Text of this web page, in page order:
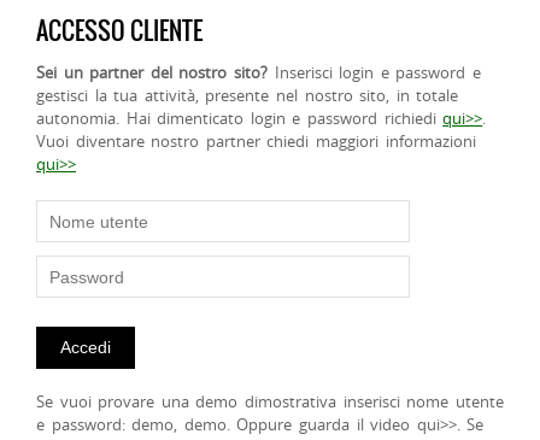
ACCESSO CLIENTE
Sei un partner del nostro sito? Inserisci login e password e
gestisci la tua attività, presente nel nostro sito, in totale
autonomia. Hai dimenticato login e password richiediqui>>.
Vuoi diventare nostro partner chiedi maggiori informazioni
qui>>
Se vuoi provare una demo dimostrativa inserisci nome utente
e password: demo, demo. Oppure guarda il video qui>>. Se